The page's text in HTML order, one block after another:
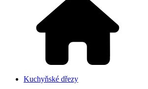
Kuchyňské dřezy